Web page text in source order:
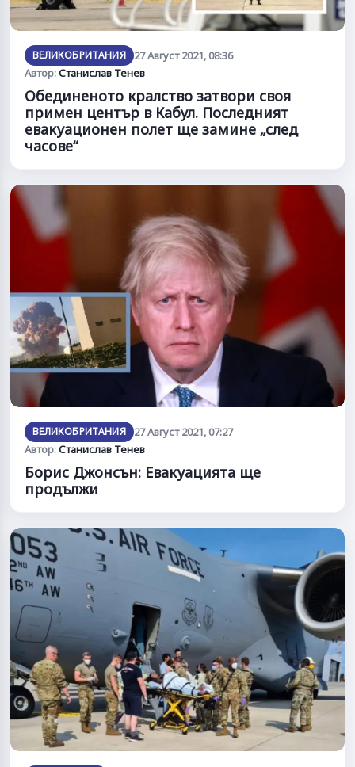
ВЕЛИКОБРИТАНИЯ
27 Август 2021, 08:36
Автор:Станислав Тенев
Обединеното кралство затвори своя
примен център в Кабул. Последният
евакуационен полет ще замине „след
часове“
ВЕЛИКОБРИТАНИЯ
27 Август 2021, 07:27
Автор:Станислав Тенев
Борис Джонсън: Евакуацията ще
продължи